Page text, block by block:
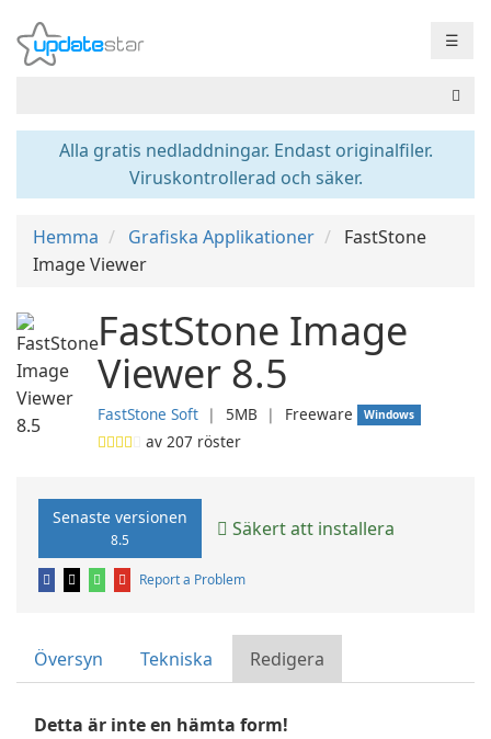
☰
Alla gratis nedladdningar. Endast originalfiler.
Viruskontrollerad och säker.
Hemma Grafiska Applikationer
FastStone
Image Viewer
FastStone Image
Viewer 8.5
FastStone Soft ❘ 5MB ❘ Freeware Windows
av 207 röster
Senaste versionen
8.5 Säkert att installera
Report a Problem
Översyn Tekniska Redigera
Detta är inte en hämta form!